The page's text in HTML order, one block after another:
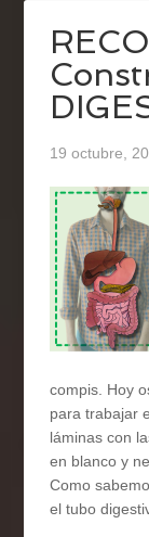
19 octubre,
compis. Hoy
para trabajar
láminas con
en blanco y
Como
el tubo